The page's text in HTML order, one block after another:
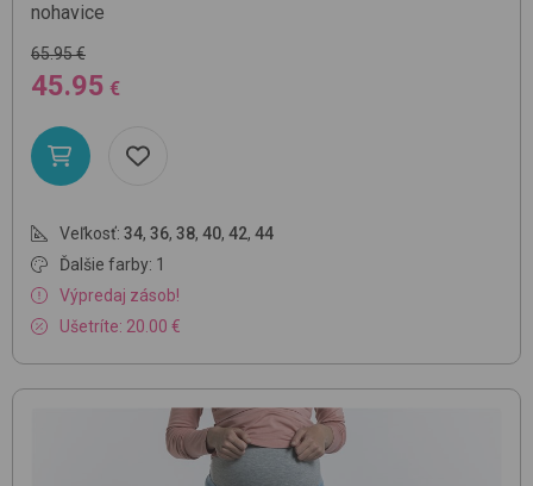
nohavice
65.95 €
45.95 €
Veľkosť: 34, 36, 38, 40, 42, 44
Ďalšie farby: 1
Výpredaj zásob!
Ušetríte: 20.00 €